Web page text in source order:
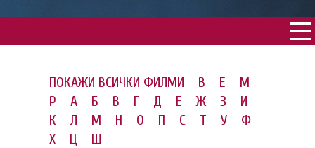
ПОКАЖИ ВСИЧКИ ФИЛМИ B E
M
P
А Б В Г Д Е Ж З
И
К
Л М Н О П С Т У
Ф
Х
Ц Ш